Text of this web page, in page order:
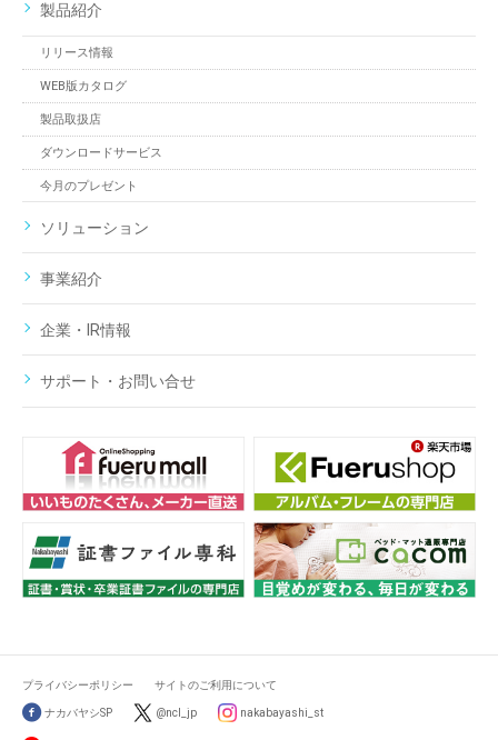
製品紹介
リリース情報
WEB版カタログ
製品取扱店
ダウンロードサービス
今月のプレゼント
ソリューション
事業紹介
企業・IR情報
サポート・お問い合せ
プライバシーポリシー サイトのご利用について
ナカバヤシSP @ncl_jp nakabayashi_st